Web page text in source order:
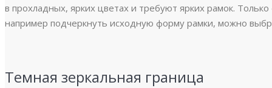
в прохладных, ярких цветах и требуют ярких рамок.
например подчеркнуть исходную форму рамки, можно
Темная зеркальная граница